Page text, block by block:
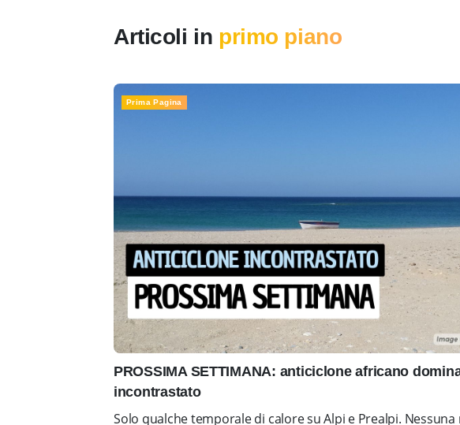
Articoli in primo piano
Prima Pagina
PROSSIMA SETTIMANA: anticiclone africano
incontrastato
Solo qualche temporale di calore su Alpi e Prealpi. Nessuna